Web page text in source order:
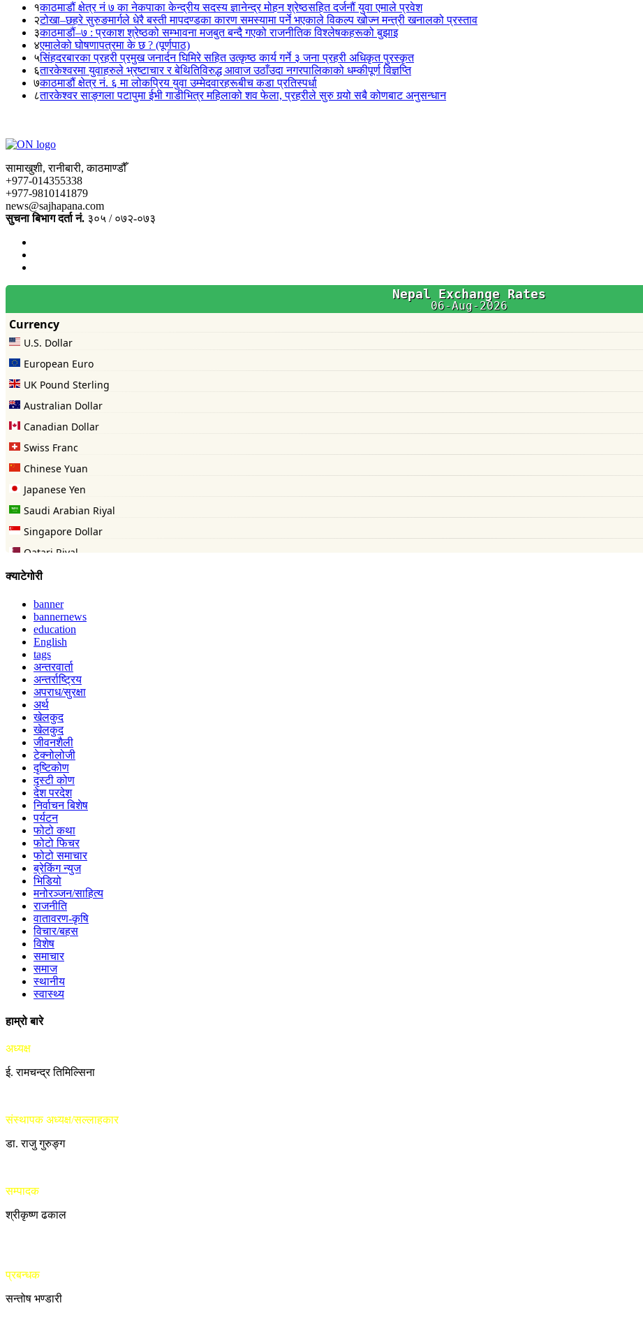
१काठमाडौं क्षेत्र नं ७ का नेकपाका केन्द्रीय सदस्य ज्ञानेन्द्र मोहन श्रेष्ठसहित दर्जनौं युवा एमाले प्रवेश
२टोखा–छहरे सुरुङमार्गले धेरै बस्ती मापदण्डका कारण समस्यामा पर्ने भएकाले विकल्प खोज्न मन्त्री खनालको प्रस्ताव
३काठमाडौं–७ : प्रकाश श्रेष्ठको सम्भावना मजबुत बन्दै गएको राजनीतिक विश्लेषकहरूको बुझाइ
४एमालेको घोषणापत्रमा के छ ? (पूर्णपाठ)
५सिंहदरबारका प्रहरी प्रमुख जनार्दन घिमिरे सहित उत्कृष्ठ कार्य गर्ने ३ जना प्रहरी अधिकृत पुरस्कृत
६तारकेश्वरमा युवाहरुले भ्रष्टाचार र बेथितिविरुद्ध आवाज उठाँउदा नगरपालिकाको धम्कीपूर्ण विज्ञप्ति
७काठमाडौं क्षेत्र नं. ६ मा लोकप्रिय युवा उम्मेदवारहरूबीच कडा प्रतिस्पर्धा
८तारकेश्वर साङ्गला पटापुमा ईभी गाडीभित्र महिलाको शव फेला, प्रहरीले सुरु गर्‍यो सबै कोणबाट अनुसन्धान
सामाखुशी, रानीबारी, काठमाण्डौँ
+977-014355338
+977-9810141879
news@sajhapana.com
सुचना बिभाग दर्ता नं. ३०५ / ०७२-०७३
क्याटेगोरी
banner
bannernews
education
English
tags
अन्तरवार्ता
अन्तर्राष्ट्रिय
अपराध/सुरक्षा
अर्थ
खेलकुद
खेलकुद
जीवनशैली
टेक्नोलोजी
दृष्टिकोण
दृस्टी कोण
देश परदेश
निर्वाचन बिशेष
पर्यटन
फोटो कथा
फोटो फिचर
फोटो समाचार
ब्रेकिंग न्युज
भिडियो
मनोरञ्जन/साहित्य
राजनीति
वातावरण-कृषि
विचार/बहस
विशेष
समाचार
समाज
स्थानीय
स्वास्थ्य
हाम्रो बारे
अध्यक्ष
ई. रामचन्द्र तिमिल्सिना
संस्थापक अध्यक्ष/सल्लाहकार
डा. राजु गुरुङ्ग
सम्पादक
श्रीकृष्ण ढकाल
प्रबन्धक
सन्तोष भण्डारी